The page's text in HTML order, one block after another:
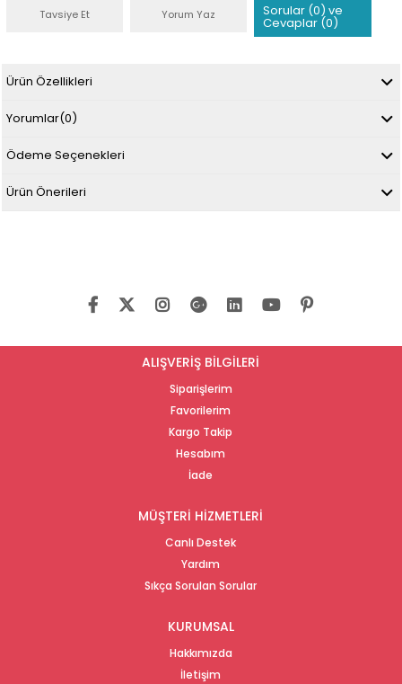
Tavsiye Et Yorum Yaz Sorular (0) ve
Cevaplar (0)
Ürün Özellikleri
Yorumlar(0)
Ödeme Seçenekleri
Ürün Önerileri
ALIŞVERİŞ BİLGİLERİ
Siparişlerim
Favorilerim
Kargo Takip
Hesabım
İade
MÜŞTERİ HİZMETLERİ
Canlı Destek
Yardım
Sıkça Sorulan Sorular
KURUMSAL
Hakkımızda
İletişim